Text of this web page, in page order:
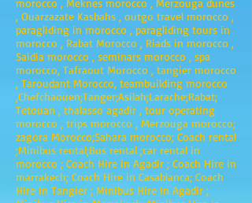
morocco , Meknes morocco , Merzouga dunes
, Ouarzazate Kasbahs , outgo travel morocco ,
paragliding in morocco , paragliding tours in
morocco , Rabat Morocco , Riads in morocco ,
Saidia morocco , seminars morocco , spa
morocco, Tafraout Morocco , tangier morocco
, Taroudant Morocco, teambuilding morocco
,Chefchaouen;Tanger;Asilah;Larache;Rabat;
Tetouan , thalasso agadir , tour operating
morocco , trips morocco , Merzouga morocco;
zagora Morocco;Sahara morocco; Coach rental
;Minibus rental;Bus rental ;car rental in
morocco ; Coach Hire in Agadir ; Coach Hire in
marrakech; Coach Hire in Casablanca; Coach
Hire in Tangier ; Minibus Hire in Agadir ;